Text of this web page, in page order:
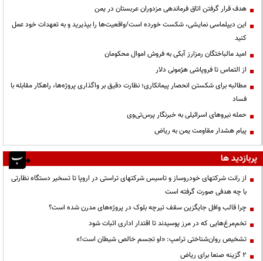
هدف قرار گرفتن اتاق‌ فرماندهی مزدوران عربستان در یمن
این دیپلماسی نمایشی، شکست خورده است/واقعیت‌ها را بپذیرید و به تعهدات خود عمل
کنید
امید مالباختگان رمزارز آبکی به فروش اموال محکومان
از التماس تا فروپاشی هژمونی دلار
مطالبه برای شکستن انحصار پیمانکاری؛ نظارت دقیق بر واگذاری پروژه‌ها، راهکار مقابله با
فساد
حمله نیروهای اسرائیلی به خبرنگار پرس‌تی‌وی
پیام هشدار مقاومت یمن به ریاض
پربازدید ها
از رانت‌ شرکتهای خودروساز و تاسیس شرکتهای تراستی در اروپا تا تسخیر دستگاه نظارتی
با چه هدفی صورت گرفته است
چرا قالب وافل جایگزین سقف تیرچه بلوک در پروژه‌های مدرن شده است؟
تخم‌مرغ‌هایی که در مرز پوسیدند تا اقتدار اداری اثبات شود
تشخیص روان‌شناختی ترامپ: «او تجسم خالص شیطان است!»
۲ گزینه صنعا برای ریاض